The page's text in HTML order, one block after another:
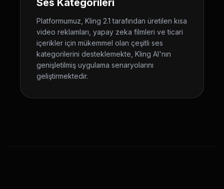
Platformumuz, Kling 2.1 tarafından üretilen kısa
video reklamları, yapay zeka filmleri ve ticari
içerikler için mükemmel olan çeşitli ses
kategorilerini desteklemekte, Kling AI'nın
genişletilmiş uygulama senaryolarını
geliştirmektedir.